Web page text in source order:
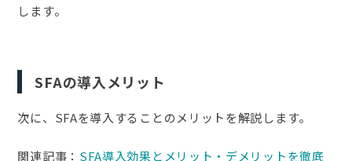
します。
SFAの導入メリット
次に、SFAを導入することのメリットを解説します。
関連記事： SFA導入効果とメリット・デメリットを徹底